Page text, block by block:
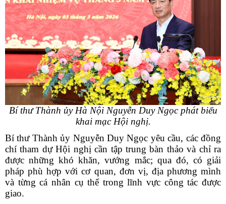
Bí thư Thành ủy Hà Nội Nguyễn Duy Ngọc phát biểu
khai mạc Hội nghị.
Bí thư Thành ủy Nguyễn Duy Ngọc yêu cầu, các đồng
chí tham dự Hội nghị cần tập trung bàn thảo và chỉ ra
được những khó khăn, vướng mắc; qua đó, có giải
pháp phù hợp với cơ quan, đơn vị, địa phương mình
và từng cá nhân cụ thể trong lĩnh vực công tác được
giao.